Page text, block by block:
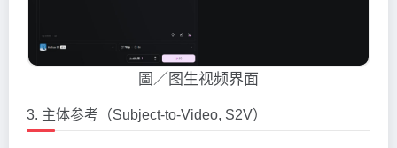
圖／图生视频界面
3. 主体参考（Subject-to-Video, S2V）